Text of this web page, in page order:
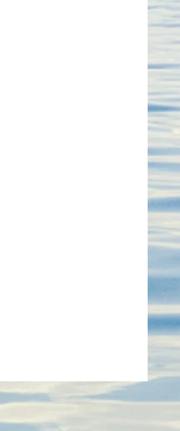
Suisse)
! En Suisse,